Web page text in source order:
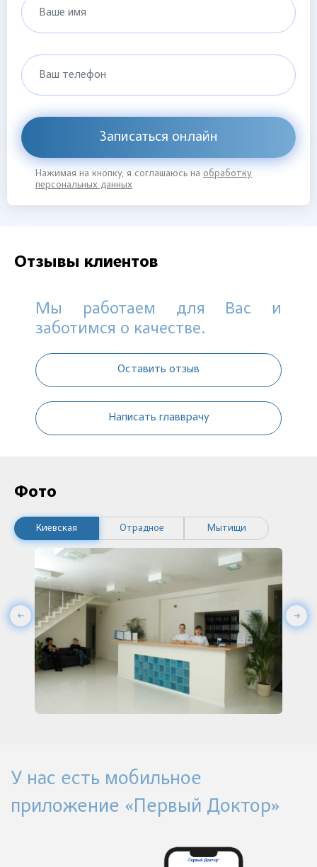
Ваше имя
Ваш телефон
Записаться онлайн
Нажимая на кнопку, я соглашаюсь на обработку
персональных данных
Отзывы клиентов
Мы работаем для Вас и
заботимся о качестве.
Оставить отзыв
Написать главврачу
Фото
Киевская Отрадное Мытищи
У нас есть мобильное
приложение «Первый Доктор»